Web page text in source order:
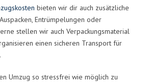
bieten wir dir auch zusätzliche
Entrümpelungen oder
stellen wir auch Verpackungsmaterial
einen sicheren Transport für
Umzug so stressfrei wie möglich zu